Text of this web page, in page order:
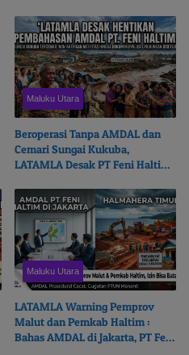
Maluku Utara
Beroperasi Tanpa AMDAL dan
Cemari Sungai Kukuba,
LATAMLA Desak PT Feni Haltim
Maluku Utara
LATAMLA Warning Pemprov
Malut dan Pemkab Haltim :
Bahas AMDAL di Jakarta, PT Feni